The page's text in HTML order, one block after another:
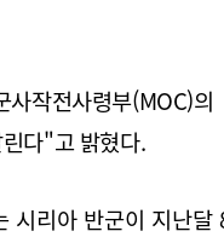
작전사령부(MOC)
다"고 밝혔다.
리아 반군이 지난